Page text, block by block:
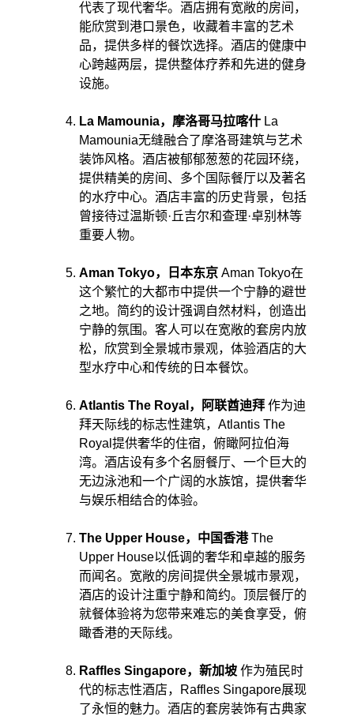
代表了现代奢华。酒店拥有宽敞的房间，
能欣赏到港口景色，收藏着丰富的艺术
品，提供多样的餐饮选择。酒店的健康中
心跨越两层，提供整体疗养和先进的健身
设施。
La Mamounia，摩洛哥马拉喀什 La
Mamounia无缝融合了摩洛哥建筑与艺术
装饰风格。酒店被郁郁葱葱的花园环绕，
提供精美的房间、多个国际餐厅以及著名
的水疗中心。酒店丰富的历史背景，包括
曾接待过温斯顿·丘吉尔和查理·卓别林等
重要人物。
Aman Tokyo，日本东京 Aman Tokyo在
这个繁忙的大都市中提供一个宁静的避世
之地。简约的设计强调自然材料，创造出
宁静的氛围。客人可以在宽敞的套房内放
松，欣赏到全景城市景观，体验酒店的大
型水疗中心和传统的日本餐饮。
Atlantis The Royal，阿联酋迪拜 作为迪
拜天际线的标志性建筑，Atlantis The
Royal提供奢华的住宿，俯瞰阿拉伯海
湾。酒店设有多个名厨餐厅、一个巨大的
无边泳池和一个广阔的水族馆，提供奢华
与娱乐相结合的体验。 ​
The Upper House，中国香港 The
Upper House以低调的奢华和卓越的服务
而闻名。宽敞的房间提供全景城市景观，
酒店的设计注重宁静和简约。顶层餐厅的
就餐体验将为您带来难忘的美食享受，俯
瞰香港的天际线。 ​
Raffles Singapore，新加坡 作为殖民时
代的标志性酒店，Raffles Singapore展现
了永恒的魅力。酒店的套房装饰有古典家